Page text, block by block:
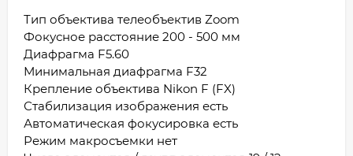
Тип объектива телеобъектив Zoom
Фокусное расстояние 200 - 500 мм
Диафрагма F5.60
Минимальная диафрагма F32
Крепление объектива Nikon F (FX)
Стабилизация изображения есть
Автоматическая фокусировка есть
Режим макросъемки нет